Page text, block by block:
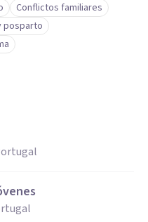
Conflictos familiares
posparto